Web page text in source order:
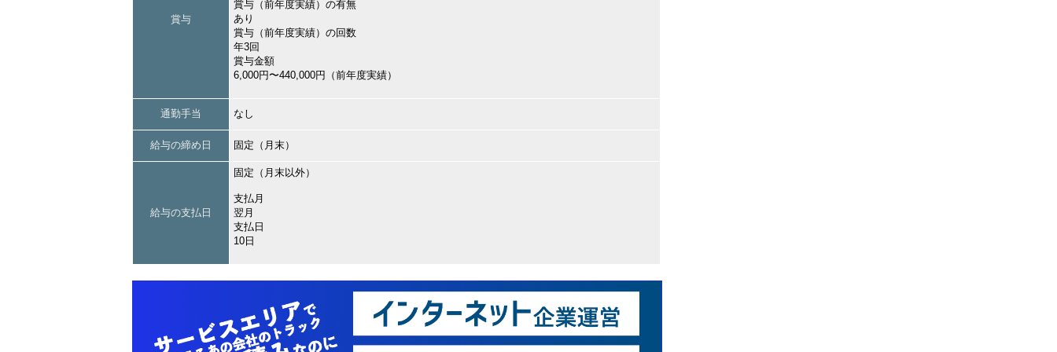
賞与
賞与（前年度実績）の有無
あり
賞与（前年度実績）の回数
年3回
賞与金額
6,000円〜440,000円（前年度実績）
通勤手当 なし
給与の締め日 固定（月末）
給与の支払日
固定（月末以外）
支払月
翌月
支払日
10日